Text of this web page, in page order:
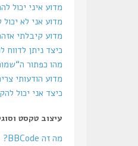
מדוע איני יכול
מדוע אני לא
מדוע קיבלתי
כיצד ניתן לדווח
מהו כפתור
מדוע הודעותי
כיצד אני יכול
עיצוב טקסט
מה זה BBCode?